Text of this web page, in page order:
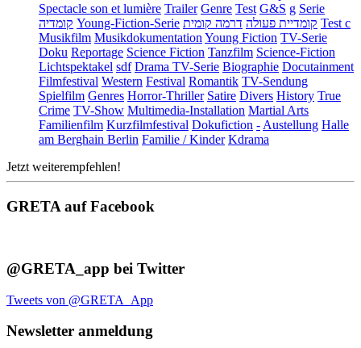
Spectacle son et lumière Trailer Genre Test G&S g Serie
קומדיה Young-Fiction-Serie קומדיית פעולה דרמה קומית
Test c
Musikfilm Musikdokumentation Young Fiction TV-Serie
Doku Reportage Science Fiction Tanzfilm Science-Fiction
Lichtspektakel sdf Drama TV-Serie Biographie Docutainment
Filmfestival Western Festival Romantik TV-Sendung
Spielfilm Genres Horror-Thriller Satire Divers History True
Crime TV-Show Multimedia-Installation Martial Arts
Familienfilm Kurzfilmfestival Dokufiction - Austellung Halle
am Berghain Berlin Familie / Kinder Kdrama
Jetzt weiterempfehlen!
GRETA auf Facebook
@GRETA_app bei Twitter
Tweets von @GRETA_App
Newsletter anmeldung